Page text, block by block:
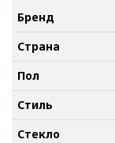
Бренд
Страна
Пол
Стиль
Стекло